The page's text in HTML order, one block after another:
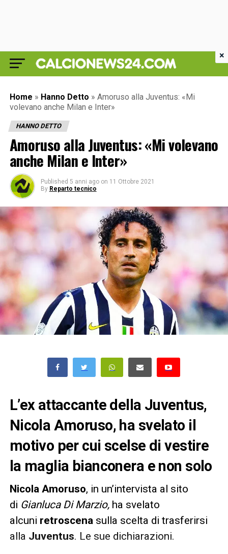
Home » Hanno Detto » Amoruso alla Juventus: «Mi
volevano anche Milan e Inter»
HANNO DETTO
Amoruso alla Juventus: «Mi volevano
anche Milan e Inter»
Published 5 anni ago on 11 Ottobre 2021
By Reparto tecnico
L’ex attaccante della Juventus,
Nicola Amoruso, ha svelato il
motivo per cui scelse di vestire
la maglia bianconera e non solo
Nicola Amoruso, in un’intervista al sito
di Gianluca Di Marzio, ha svelato
alcuni retroscenasulla scelta di trasferirsi
alla Juventus. Le sue dichiarazioni.
×